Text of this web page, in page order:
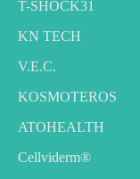
T-SHOCK31
KN TECH
V.E.C.
KOSMOTEROS
ATOHEALTH
Cellviderm®